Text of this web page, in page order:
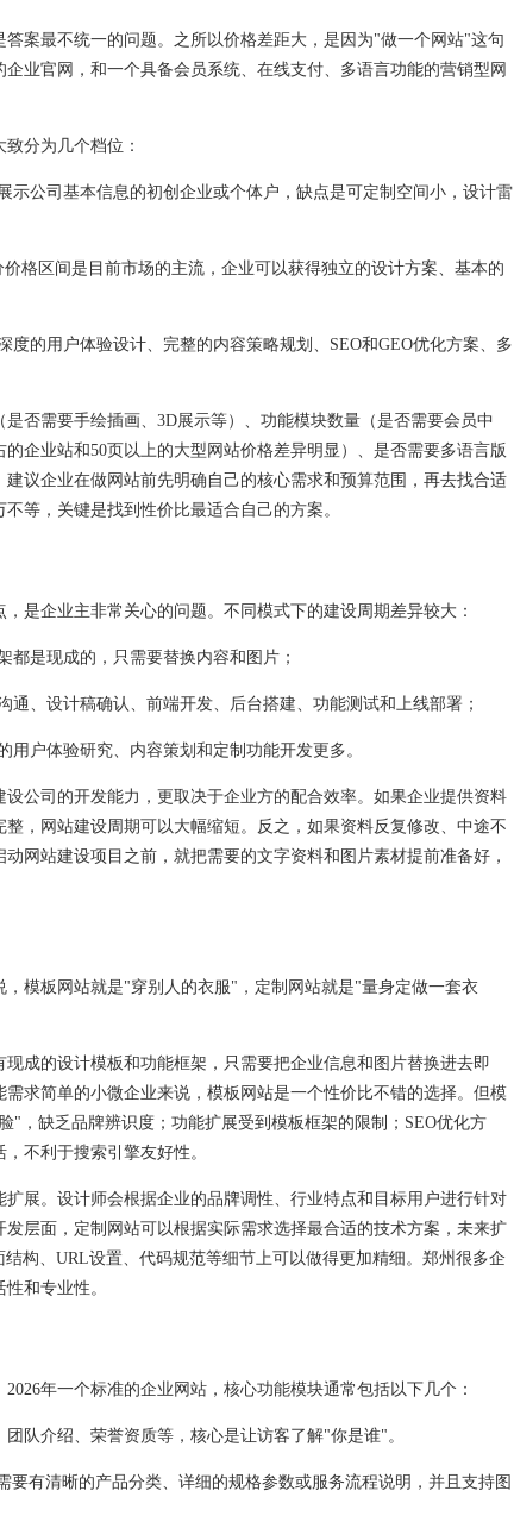
案最不统一的问题。之所以价格差距大，是因为"做一个网站"这句
业官网，和一个具备会员系统、在线支付、多语言功能的营销型网
分为几个档位：
示公司基本信息的初创企业或个体户，缺点是可定制空间小，设计雷
价格区间是目前市场的主流，企业可以获得独立的设计方案、基本的
度的用户体验设计、完整的内容策略规划、SEO和GEO优化方案、多
否需要手绘插画、3D展示等）、功能模块数量（是否需要会员中
企业站和50页以上的大型网站价格差异明显）、是否需要多语言版
议企业在做网站前先明确自己的核心需求和预算范围，再去找合适
等，关键是找到性价比最适合自己的方案。
是企业主非常关心的问题。不同模式下的建设周期差异较大：
都是现成的，只需要替换内容和图片；
、设计稿确认、前端开发、后台搭建、功能测试和上线部署；
户体验研究、内容策划和定制功能开发更多。
设公司 的开发能力，更取决于企业方的配合效率。如果企业提供资料
，网站建设周期可以大幅缩短。反之，如果资料反复修改、中途不
网站建设项目之前，就把需要的文字资料和图片素材提前准备好，
模板网站就是"穿别人的衣服"，定制网站就是"量身定做一套衣
成的设计模板和功能框架，只需要把企业信息和图片替换进去即
求简单的小微企业来说，模板网站是一个性价比不错的选择。但模
"，缺乏品牌辨识度；功能扩展受到模板框架的限制；SEO优化方
不利于搜索引擎友好性。
展。设计师会根据企业的品牌调性、行业特点和目标用户进行针对
层面，定制网站可以根据实际需求选择最合适的技术方案，未来扩
构、URL设置、代码规范等细节上可以做得更加精细。郑州很多企
和专业性。
年一个标准的企业网站，核心功能模块通常包括以下几个：
队介绍、荣誉资质等，核心是让访客了解"你是谁"。
有清晰的产品分类、详细的规格参数或服务流程说明，并且支持图